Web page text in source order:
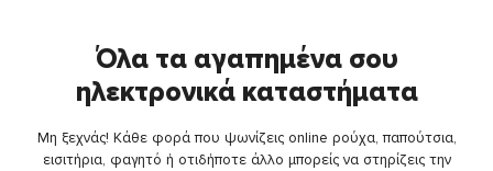
Όλα τα αγαπημένα σου
ηλεκτρονικά καταστήματα
Μη ξεχνάς! Κάθε φορά που ψωνίζεις online ρούχα, παπούτσια,
εισιτήρια, φαγητό ή οτιδήποτε άλλο μπορείς να στηρίζεις την